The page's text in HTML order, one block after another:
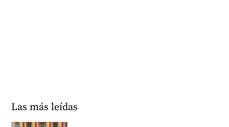
Las más leídas